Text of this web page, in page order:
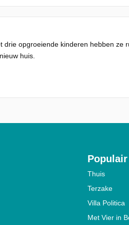
opgroeiende kinderen hebben ze
huis.
Populair
Thuis
Terzake
Villa Politica
Met Vier in